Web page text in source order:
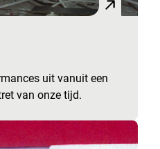
uit vanuit een
van onze tijd.